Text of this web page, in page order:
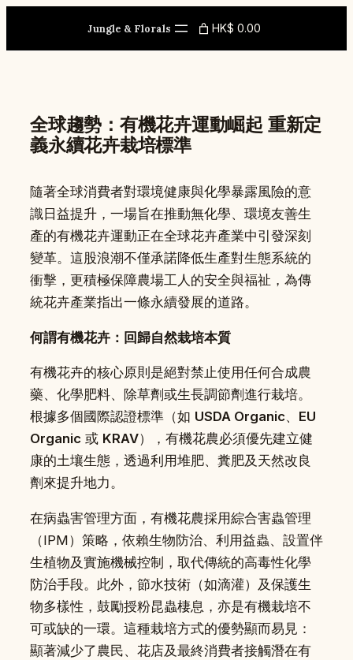
content
Jungle & Florals HK$ 0.00
全球趨勢：有機花卉運動崛起 重新定
義永續花卉栽培標準
隨著全球消費者對環境健康與化學暴露風險的意
識日益提升，一場旨在推動無化學、環境友善生
產的有機花卉運動正在全球花卉產業中引發深刻
變革。這股浪潮不僅承諾降低生產對生態系統的
衝擊，更積極保障農場工人的安全與福祉，為傳
統花卉產業指出一條永續發展的道路。
何謂有機花卉：回歸自然栽培本質
有機花卉的核心原則是絕對禁止使用任何合成農
藥、化學肥料、除草劑或生長調節劑進行栽培。
根據多個國際認證標準（如 USDA Organic、 EU
Organic 或 KRAV），有機花農必須優先建立健
康的土壤生態，透過利用堆肥、糞肥及天然改良
劑來提升地力。
在病蟲害管理方面，有機花農採用綜合害蟲管理
（IPM）策略，依賴生物防治、利用益蟲、設置伴
生植物及實施機械控制，取代傳統的高毒性化學
防治手段。此外，節水技術（如滴灌）及保護生
物多樣性，鼓勵授粉昆蟲棲息，亦是有機栽培不
可或缺的一環。這種栽培方式的優勢顯而易見：
顯著減少了農民、花店及最終消費者接觸潛在有